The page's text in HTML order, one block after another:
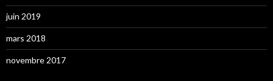
juin 2019
mars 2018
novembre 2017